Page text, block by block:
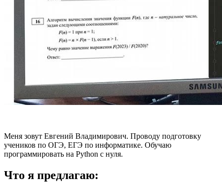
Меня зовут Евгений Владимирович. Проводу подготовку
учеников по ОГЭ, ЕГЭ по информатике. Обучаю
программировать на Python с нуля.
Что я предлагаю: